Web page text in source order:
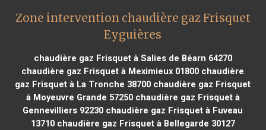
Zone intervention chaudière gaz Frisquet
Eyguières
chaudière gaz Frisquet à Salies de Béarn 64270
chaudière gaz Frisquet à Meximieux 01800 chaudière
gaz Frisquet à La Tronche 38700 chaudière gaz Frisquet
à Moyeuvre Grande 57250chaudière gaz Frisquet à
Gennevilliers 92230 chaudière gaz Frisquet à Fuveau
13710chaudière gaz Frisquet à Bellegarde 30127